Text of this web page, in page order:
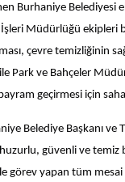
Burhaniye
Müdürlüğü ekipleri
çevre temizliğinin
Park ve Bahçeler
geçirmesi için
Belediye Başkanı ve
huzurlu, güvenli ve
görev yapan tüm